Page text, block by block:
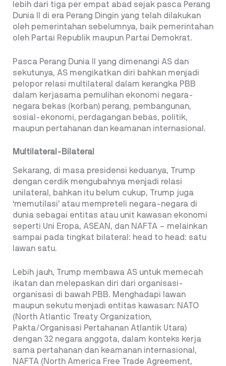
lebih dari tiga per empat abad sejak pasca Perang
Dunia II di era Perang Dingin yang telah dilakukan
oleh pemerintahan sebelumnya, baik pemerintahan
oleh Partai Republik maupun Partai Demokrat.
Pasca Perang Dunia II yang dimenangi AS dan
sekutunya, AS mengikatkan diri bahkan menjadi
pelopor relasi multilateral dalam kerangka PBB
dalam kerjasama pemulihan ekonomi negara-
negara bekas (korban) perang, pembangunan,
sosial-ekonomi, perdagangan bebas, politik,
maupun pertahanan dan keamanan internasional.
Multilateral-Bilateral
Sekarang, di masa presidensi keduanya, Trump
dengan cerdik mengubahnya menjadi relasi
unilateral, bahkan itu belum cukup, Trump juga
‘memutilasi’ atau mempreteli negara-negara di
dunia sebagai entitas atau unit kawasan ekonomi
seperti Uni Eropa, ASEAN, dan NAFTA – melainkan
sampai pada tingkat bilateral: head to head: satu
lawan satu.
Lebih jauh, Trump membawa AS untuk memecah
ikatan dan melepaskan diri dari organisasi-
organisasi di bawah PBB. Menghadapi lawan
maupun sekutu menjadi entitas kawasan: NATO
(North Atlantic Treaty Organization,
Pakta/Organisasi Pertahanan Atlantik Utara)
dengan 32 negara anggota, dalam konteks kerja
sama pertahanan dan keamanan internasional,
NAFTA (North America Free Trade Agreement,